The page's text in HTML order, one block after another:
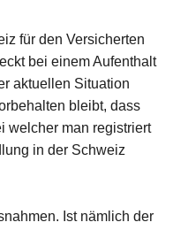
für den Versicherten
bei einem Aufenthalt
aktuellen Situation
bleibt, dass
welcher man registriert
in der Schweiz
Ist nämlich der